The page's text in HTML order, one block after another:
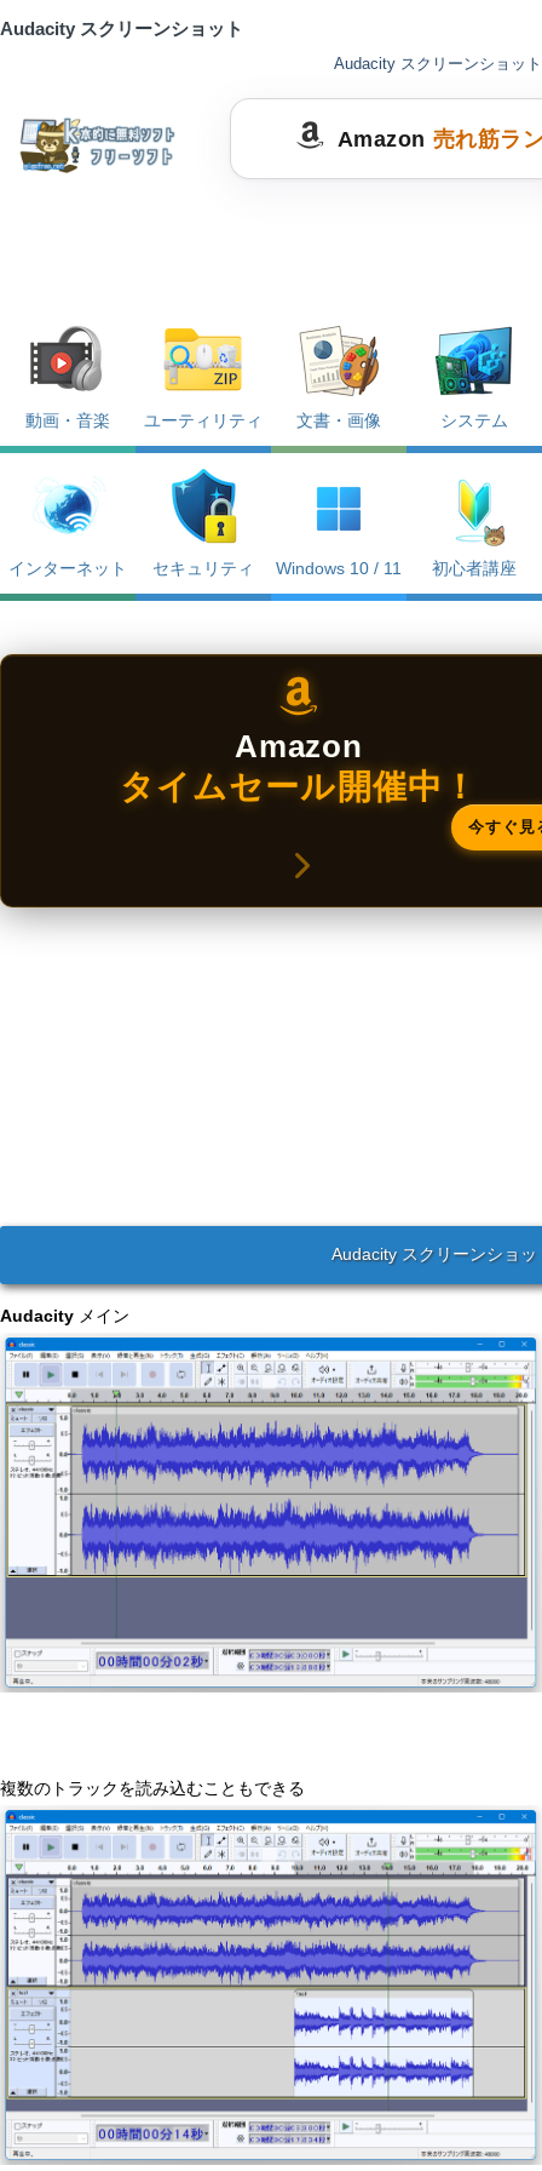
Audacity スクリーンショット
Audacity スクリーンショット
Amazon 売れ筋ラ
動画・音楽 ユーティリティ 文書・画像 システム
インターネット セキュリティ Windows 10 / 11 初心者講座
Amazon
タイムセール開催中！
今すぐ見
Audacity スクリーンショッ
Audacity メイン
複数のトラックを読み込むこともできる